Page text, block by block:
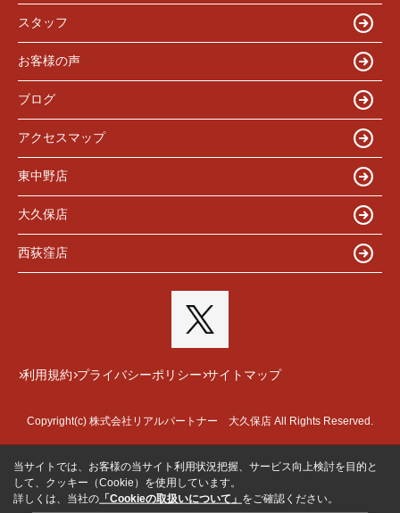
スタッフ
お客様の声
ブログ
アクセスマップ
東中野店
大久保店
西荻窪店
利用規約 プライバシーポリシー サイトマップ
Copyright(c) 株式会社リアルパートナー 大久保店 All Rights Reserved.
当サイトでは、お客様の当サイト利用状況把握、サービス向上検討を目的と
して、クッキー（Cookie）を使用しています。
詳しくは、当社の 「Cookieの取扱いについて」 をご確認ください。